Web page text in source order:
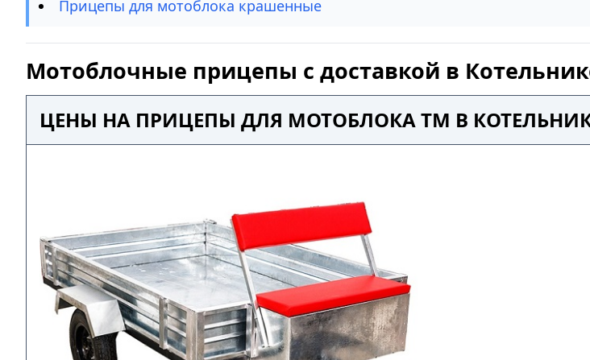
Прицепы для мотоблока крашенные
Мотоблочные прицепы с доставкой в
ЦЕНЫ НА ПРИЦЕПЫ ДЛЯ МОТОБЛОКА ТМ В